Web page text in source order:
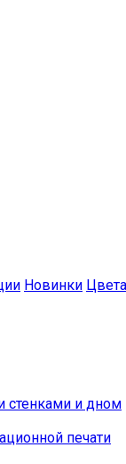
Новинки Цвета
и дном
печати